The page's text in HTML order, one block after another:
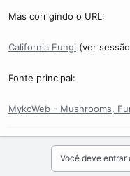
Mas corrigindo o URL:
California Fungi (ver
Fonte principal:
MykoWeb - Mushrooms,
Você deve entrar